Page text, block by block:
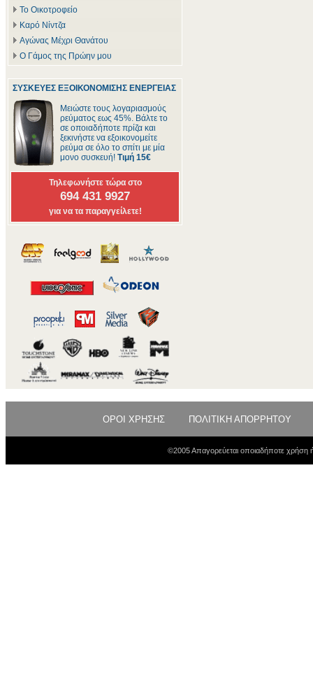
Το Οικοτροφείο
Καρό Νίντζα
Αγώνας Μέχρι Θανάτου
Ο Γάμος της Πρώην μου
ΣΥΣΚΕΥΕΣ ΕΞΟΙΚΟΝΟΜΙΣΗΣ ΕΝΕΡΓΕΙΑΣ
Μειώστε τους λογαριασμούς
ρεύματος εως 45%. Βάλτε το
σε οποιαδήποτε πρίζα και
ξεκινήστε να εξοικονομείτε
ρεύμα σε όλο το σπίτι με μία
μονο συσκευή! Τιμή 15€
Τηλεφωνήστε τώρα στο
694 431 9927
για να τα παραγγείλετε!
ΟΡΟΙ ΧΡΗΣΗΣ ΠΟΛΙΤΙΚΗ ΑΠΟΡΡΗΤΟΥ
©2005 Απαγορεύεται οποιαδήποτε χρήση